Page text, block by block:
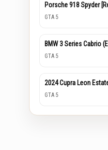
Porsche 918 Spyder
GTA 5
BMW 3 Series Cabrio
GTA 5
2024 Cupra Leon
GTA 5